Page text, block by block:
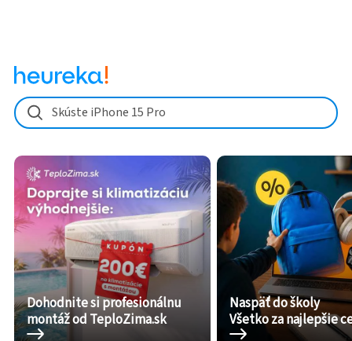
Skúste iPhone 15 Pro
Dohodnite si profesionálnu
montáž od TeploZima.sk
Naspäť do školy
Všetko za najlepšie